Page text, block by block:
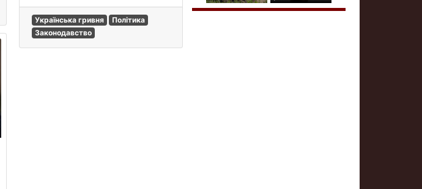
Українська гривня
Політика
Законодавство